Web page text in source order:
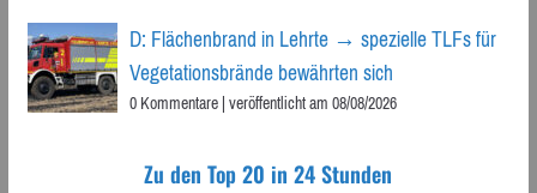
D: Flächenbrand in Lehrte → spezielle TLFs für
Vegetationsbrände bewährten sich
0 Kommentare|veröffentlicht am 08/08/2026
Zu den Top 20 in 24 Stunden